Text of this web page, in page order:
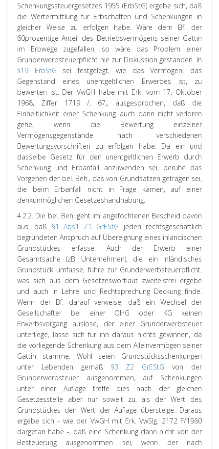
Schenkungssteuergesetzes 1955 (ErbStG) ergebe sich, daß
die Wertermittlung für Erbschaften und Schenkungen in
gleicher Weise zu erfolgen habe. Wäre dem Bf. der
60prozentige Anteil des Betriebsvermögens seiner Gattin
im Erbwege zugefallen, so wäre das Problem einer
Grunderwerbsteuerpflicht nie zur Diskussion gestanden. In
§19 ErbStG sei festgelegt, wie das Vermögen, das
Gegenstand eines unentgeltlichen Erwerbes ist, zu
bewerten ist. Der VwGH habe mit Erk. vom 17. Oktober
1968, Ziffer 1719 /, 67,, ausgesprochen, daß die
Einheitlichkeit einer Schenkung auch dann nicht verloren
gehe, wenn die Bewertung einzelner
Vermögensgegenstände nach verschiedenen
Bewertungsvorschriften zu erfolgen habe. Da ein und
dasselbe Gesetz für den unentgeltlichen Erwerb durch
Schenkung und Erbanfall anzuwenden sei, beruhe das
Vorgehen der bel. Beh., das von Grundsätzen getragen sei,
die beim Erbanfall nicht in Frage kämen, auf einer
denkunmöglichen Gesetzeshandhabung.
4.2.2. Die bel. Beh. geht im angefochtenen Bescheid davon
aus, daß §1 Abs1 Z1 GrEStG jeden rechtsgeschäftlich
begründeten Anspruch auf Übereignung eines inländischen
Grundstückes erfasse. Auch der Erwerb einer
Gesamtsache (zB Unternehmen), die ein inländisches
Grundstück umfasse, führe zur Grunderwerbsteuerpflicht,
was sich aus dem Gesetzeswortlaut zweifelsfrei ergebe
und auch in Lehre und Rechtsprechung Deckung finde.
Wenn der Bf. darauf verweise, daß ein Wechsel der
Gesellschafter bei einer OHG oder KG keinen
Erwerbsvorgang auslöse, der einer Grunderwerbsteuer
unterliege, lasse sich für ihn daraus nichts gewinnen, da
die vorliegende Schenkung aus dem Alleinvermögen seiner
Gattin stamme. Wohl seien Grundstücksschenkungen
unter Lebenden gemäß §3 Z2 GrEStG von der
Grunderwerbsteuer ausgenommen, auf Schenkungen
unter einer Auflage treffe dies nach der gleichen
Gesetzesstelle aber nur soweit zu, als der Wert des
Grundstückes den Wert der Auflage übersteige. Daraus
ergebe sich - wie der VwGH mit Erk. VwSlg. 2172 F/1960
dargetan habe -, daß eine Schenkung dann nicht von der
Besteuerung ausgenommen sei, wenn der nach